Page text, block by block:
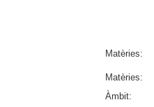
Matèries:
Matèries:
Àmbit: